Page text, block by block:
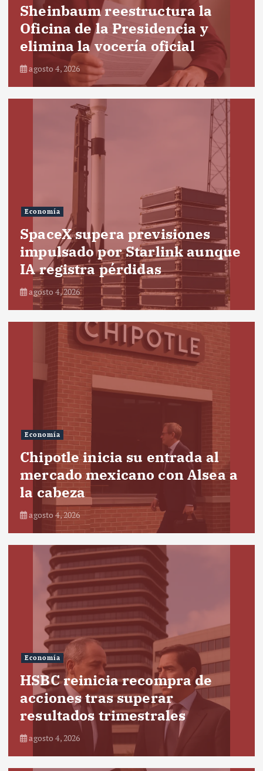
Sheinbaum reestructura la
Oficina de la Presidencia y
elimina la vocería oficial
agosto 4, 2026
Economía
SpaceX supera previsiones
impulsado por Starlink aunque
IA registra pérdidas
agosto 4, 2026
Economía
Chipotle inicia su entrada al
mercado mexicano con Alsea a
la cabeza
agosto 4, 2026
Economía
HSBC reinicia recompra de
acciones tras superar
resultados trimestrales
agosto 4, 2026